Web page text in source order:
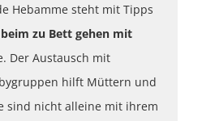
Hebamme steht mit Tipps
zu Bett gehen mit
Der Austausch mit
hilft Müttern und
sind nicht alleine mit ihrem